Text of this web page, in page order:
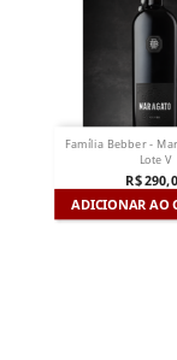
Família Bebber -
Lote V
R$
ADICIONAR AO